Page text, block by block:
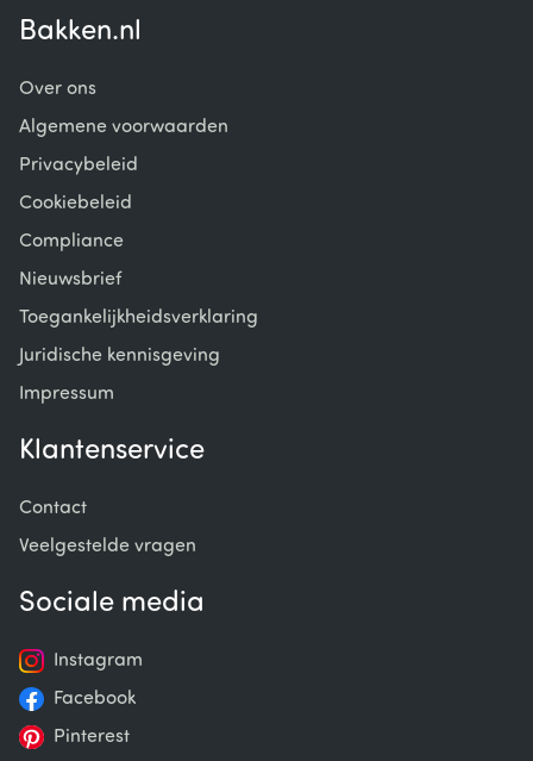
Bakken.nl
Over ons
Algemene voorwaarden
Privacybeleid
Cookiebeleid
Compliance
Nieuwsbrief
Toegankelijkheidsverklaring
Juridische kennisgeving
Impressum
Klantenservice
Contact
Veelgestelde vragen
Sociale media
Instagram
Facebook
Pinterest